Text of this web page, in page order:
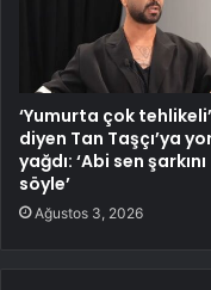
‘Yumurta çok tehlikeli’
diyen Tan Taşçı’ya
yağdı: ‘Abi sen şarkını
söyle’
Ağustos 3, 2026